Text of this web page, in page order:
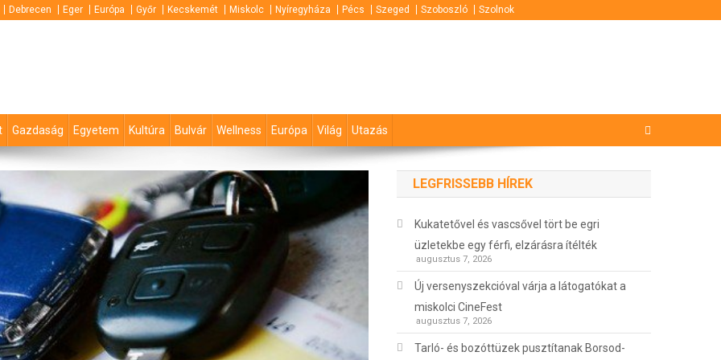
Debrecen Eger Európa Győr Kecskemét Miskolc Nyíregyháza Pécs Szeged Szoboszló Szolnok
Gazdaság Egyetem Kultúra Bulvár Wellness Európa Világ Utazás
LEGFRISSEBB HÍREK
Kukatetővel és vascsővel tört be egri
üzletekbe egy férfi, elzárásra ítélték
augusztus 7, 2026
Új versenyszekcióval várja a látogatókat a
miskolci CineFest
augusztus 7, 2026
Tarló- és bozóttüzek pusztítanak Borsod-